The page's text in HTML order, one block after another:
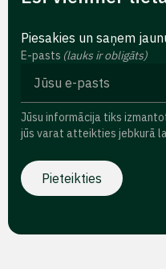
Piesakies un saņem
E-pasts (lauks ir obligāts)
Jūsu informācija tiks
jūs varat atteikties jebkurā